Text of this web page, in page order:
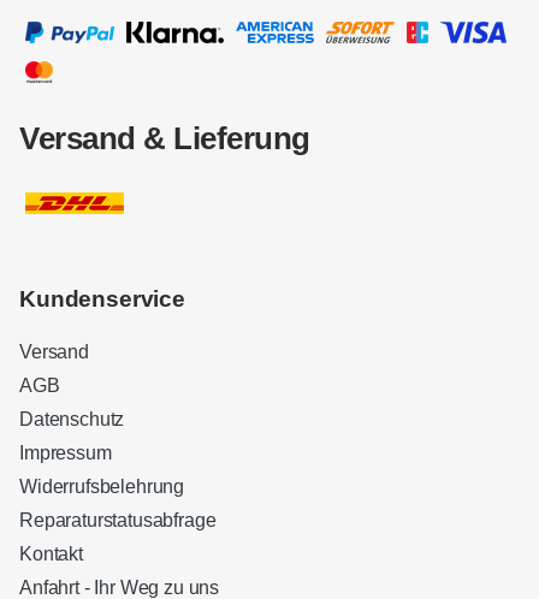
Versand & Lieferung
Kundenservice
Versand
AGB
Datenschutz
Impressum
Widerrufsbelehrung
Reparaturstatusabfrage
Kontakt
Anfahrt - Ihr Weg zu uns